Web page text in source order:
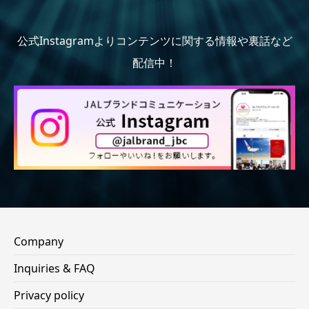
公式Instagramよりコンテンツに関する情報や裏話など
配信中！
Company
Inquiries & FAQ
Privacy policy